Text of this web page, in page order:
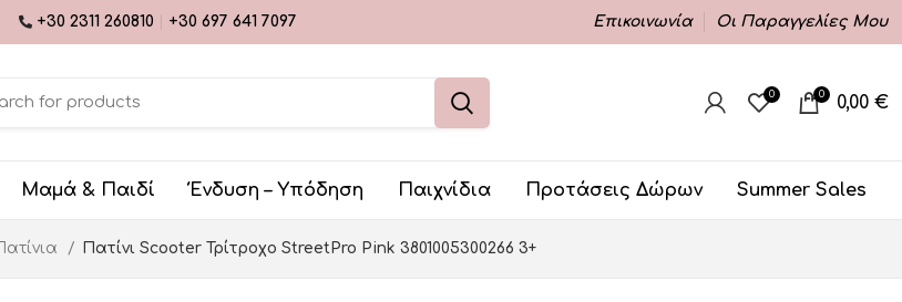
+30 2311 260810 +30 697 641 7097 Επικοινωνία Οι Παραγγελίες Μου
0 0 0,00 €
Μαμά & Παιδί Ένδυση – Υπόδηση Παιχνίδια Προτάσεις Δώρων Summer Sales
Πατίνια Πατίνι Scooter Τρίτροχο StreetPro Pink 3801005300266 3+